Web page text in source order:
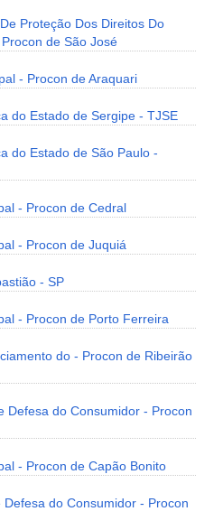
Proteção Dos Direitos Do
de São José
- Procon de Araquari
do Estado de Sergipe - TJSE
do Estado de São Paulo -
- Procon de Cedral
- Procon de Juquiá
- SP
- Procon de Porto Ferreira
do - Procon de Ribeirão
Defesa do Consumidor - Procon
- Procon de Capão Bonito
do Consumidor - Procon